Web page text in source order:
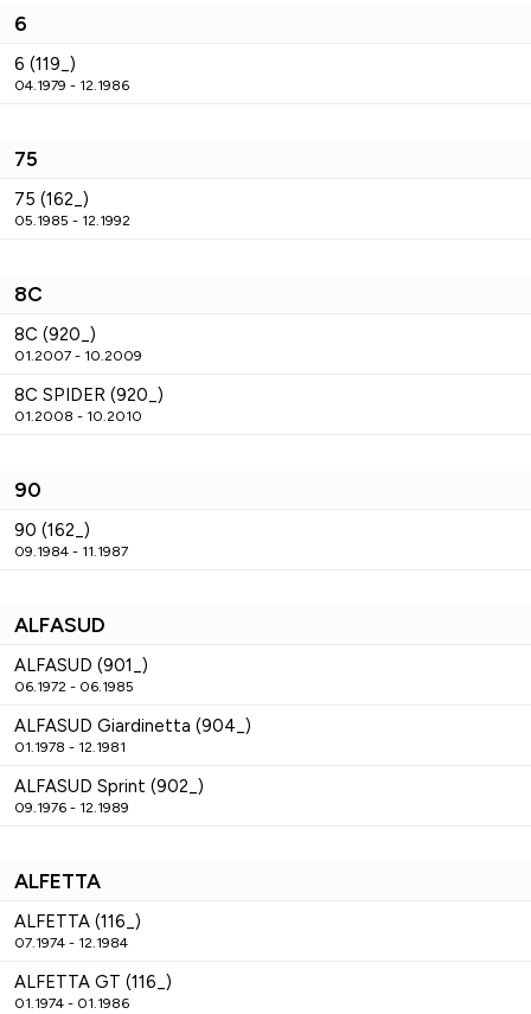
6
6 (119_)
04.1979 - 12.1986
75
75 (162_)
05.1985 - 12.1992
8C
8C (920_)
01.2007 - 10.2009
8C SPIDER (920_)
01.2008 - 10.2010
90
90 (162_)
09.1984 - 11.1987
ALFASUD
ALFASUD (901_)
06.1972 - 06.1985
ALFASUD Giardinetta (904_)
01.1978 - 12.1981
ALFASUD Sprint (902_)
09.1976 - 12.1989
ALFETTA
ALFETTA (116_)
07.1974 - 12.1984
ALFETTA GT (116_)
01.1974 - 01.1986